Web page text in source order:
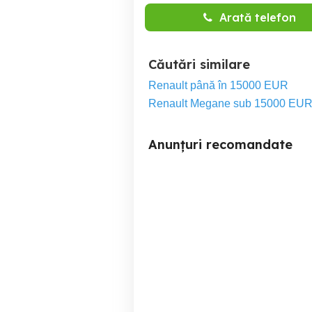
Arată telefon
Căutări similare
Renault până în 15000 EUR
Renault Megane sub 15000 EUR
Anunțuri recomandate